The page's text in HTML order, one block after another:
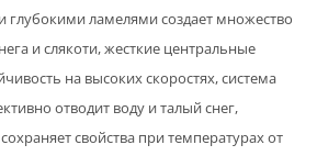
ламелями создает множество
и слякоти, жесткие центральные
на высоких скоростях, система
отводит воду и талый снег,
свойства при температурах от